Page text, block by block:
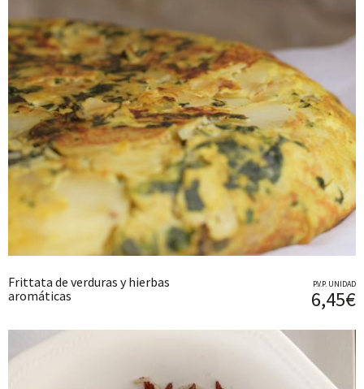
Frittata de verduras y hierbas
aromáticas
P.V.P. UNIDAD
6,45€